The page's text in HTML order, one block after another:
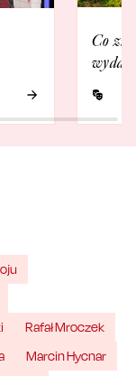
Co
Rafał Mroczek
Marcin Hycnar